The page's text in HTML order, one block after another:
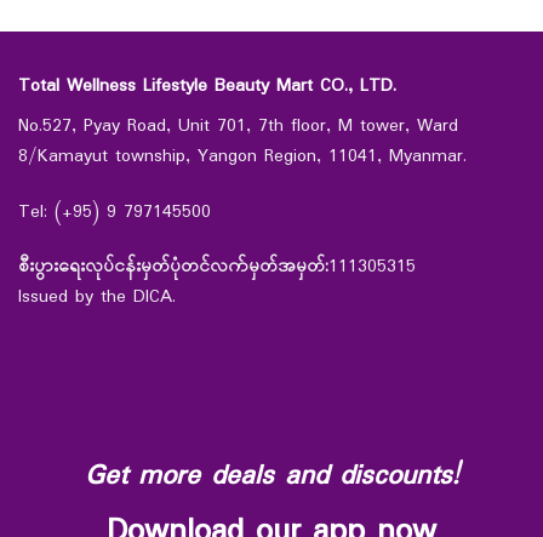
Total Wellness Lifestyle Beauty Mart CO., LTD.
No.527, Pyay Road, Unit 701, 7th floor, M tower, Ward
8/Kamayut township, Yangon Region, 11041, Myanmar.
Tel: (+95) 9 797145500
စီးပွားရေးလုပ်ငန်းမှတ်ပုံတင်လက်မှတ်အမှတ်:111305315
Issued by the DICA.
Get more deals and discounts!